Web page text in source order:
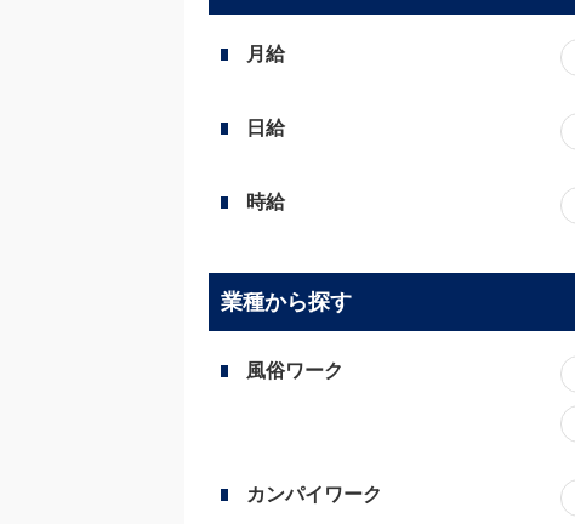
月給
日給
時給
業種から探す
風俗ワーク
カンパイワーク